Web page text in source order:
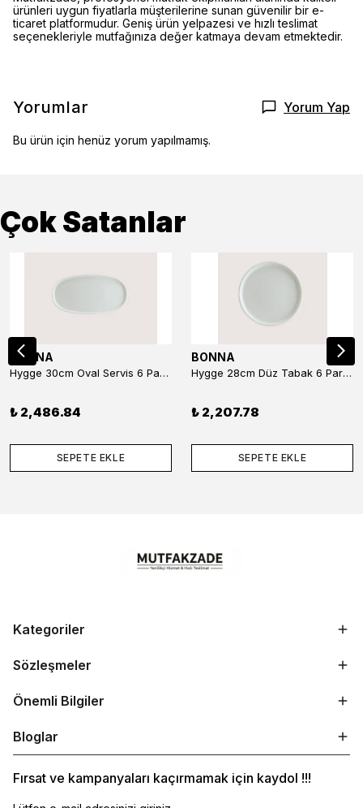
ürünleri uygun fiyatlarla müşterilerine sunan güvenilir bir e-
ticaret platformudur. Geniş ürün yelpazesi ve hızlı teslimat
seçenekleriyle mutfağınıza değer katmaya devam etmektedir.
Yorumlar Yorum Yap
Bu ürün için henüz yorum yapılmamış.
Çok Satanlar
BONNA
Hygge 30cm Oval Servis 6 Parça
₺ 2,486.84
SEPETE EKLE
BONNA
Hygge 28cm Düz Tabak 6 Parça
₺ 2,207.78
SEPETE EKLE
Kategoriler
Sözleşmeler
Önemli Bilgiler
Bloglar
Fırsat ve kampanyaları kaçırmamak için kaydol !!!